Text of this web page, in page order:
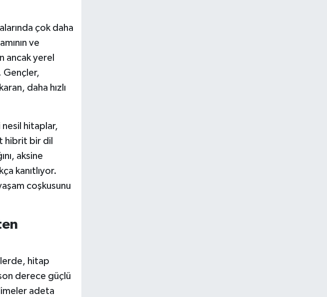
çok daha
ve
ancak yerel
Gençler,
daha hızlı
hitaplar,
hibrit bir dil
aksine
kanıtlıyor.
coşkusunu
hitap
derece güçlü
adeta